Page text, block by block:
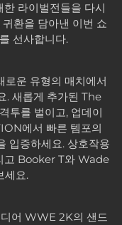
라이벌전들을 다시
환을 담아낸 이번 쇼
선사합니다.
운 유형의 매치에서
. 새롭게 추가된 The
투를 벌이고, 업데이
에서 빠른 템포의
입증하세요. 상호작용
고 Booker T와 Wade
세요.
어 WWE 2K의 샌드